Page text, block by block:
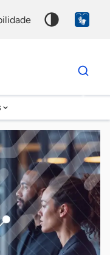
Dados
para
chave